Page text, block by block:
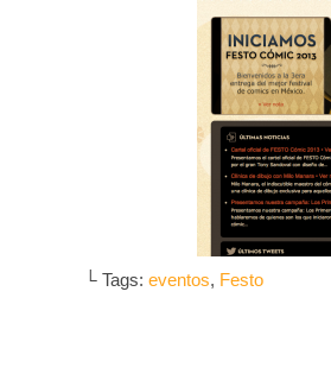
└ Tags: eventos, Festo